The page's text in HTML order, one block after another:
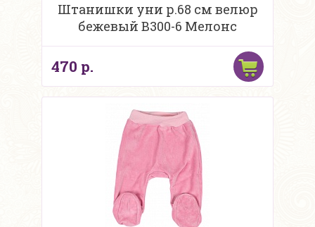
Штанишки уни р.68 см велюр
бежевый В300-6 Мелонс
470 р.